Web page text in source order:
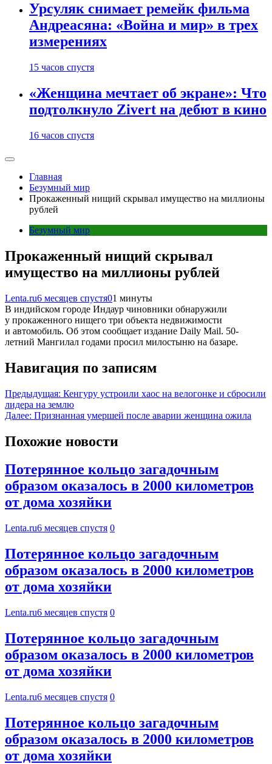
Урсуляк снимает ремейк фильма
Андреасяна: «Война и мир» в трех
измерениях
15 часов спустя
«Женщина мечтает об экране»: Что
подтолкнуло Zivert на дебют в кино
16 часов спустя
Главная
Безумный мир
Прокаженный нищий скрывал имущество на миллионы
рублей
Безумный мир
Прокаженный нищий скрывал
имущество на миллионы рублей
Lenta.ru6 месяцев спустя01 минуты
В индийском городе Индаур чиновники обнаружили
у прокаженного нищего три объекта недвижимости
и автомобиль. Об этом сообщает издание Daily Mail. 50-
летний Мангилал годами просил милостыню на базаре.
Навигация по записям
Предыдущая: Кенгуру устроили хаос на велогонке и сбросили
лидера на землю
Далее: Признанная умершей после аварии женщина ожила
Похожие новости
Потерянное кольцо загадочным
образом оказалось в 2000 километров
от дома хозяйки
Lenta.ru6 месяцев спустя 0
Потерянное кольцо загадочным
образом оказалось в 2000 километров
от дома хозяйки
Lenta.ru6 месяцев спустя 0
Потерянное кольцо загадочным
образом оказалось в 2000 километров
от дома хозяйки
Lenta.ru6 месяцев спустя 0
Потерянное кольцо загадочным
образом оказалось в 2000 километров
от дома хозяйки